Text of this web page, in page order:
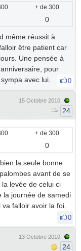
+ de 300
0
même réussit à
être patient car
Une pensée à
pour
avec lui.
0
15 Octobre 2010
24
+ de 300
0
la seule bonne
avant de se
levée de celui ci
la journée de samedi
falloir avoir la foi.
0
13 Octobre 2010
24